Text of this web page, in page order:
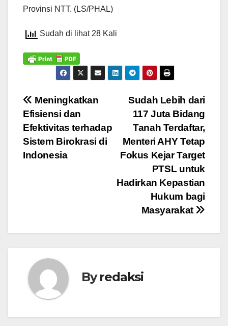
Provinsi NTT. (LS/PHAL)
Sudah di lihat 28 Kali
Navigasi
pos
Sudah Lebih dari
117 Juta Bidang
Tanah Terdaftar,
Menteri AHY Tetap
Fokus Kejar Target
PTSL untuk
Hadirkan Kepastian
Hukum bagi
Masyarakat
Meningkatkan
Efisiensi dan
Efektivitas terhadap
Sistem Birokrasi di
Indonesia
Byredaksi